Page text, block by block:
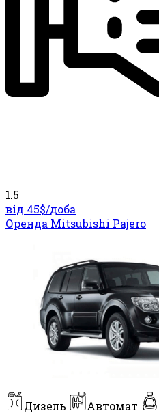
1.5
від 45$/доба
Оренда Mitsubishi Pajero
Дизель Автомат